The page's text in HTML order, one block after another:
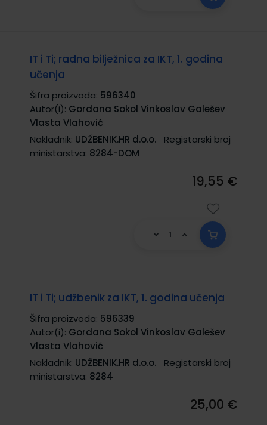
IT i Ti; radna bilježnica za IKT, 1. godina
učenja
Šifra proizvoda: 596340
Autor(i): Gordana Sokol Vinkoslav Galešev
Vlasta Vlahović
Nakladnik: UDŽBENIK.HR d.o.o.
Registarski broj
ministarstva: 8284-DOM
19,55 €
IT i Ti; udžbenik za IKT, 1. godina učenja
Šifra proizvoda: 596339
Autor(i): Gordana Sokol Vinkoslav Galešev
Vlasta Vlahović
Nakladnik: UDŽBENIK.HR d.o.o.
Registarski broj
ministarstva: 8284
25,00 €